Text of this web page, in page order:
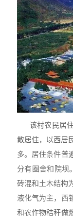
该村农民居住
散居住，以西居
多。居住条件普
分有圈舍和院坝
砖混和土木结构
液化气为主，西
和农作物秸秆做